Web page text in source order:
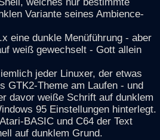
Variante seines Ambience-
eine dunkle Menüführung - aber
weiß gewechselt - Gott allein
jeder Linuxer, der etwas
GTK2-Theme am Laufen - und
davor weiße Schrift auf dunklem
95 Einstellungen hinterlegt.
BASIC und C64 der Text
auf dunklem Grund.